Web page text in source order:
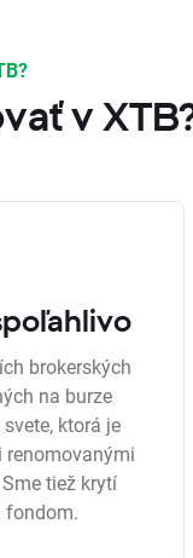
v
brokerských
na burze
ktorá je
renomovanými
tiež krytí
fondom.